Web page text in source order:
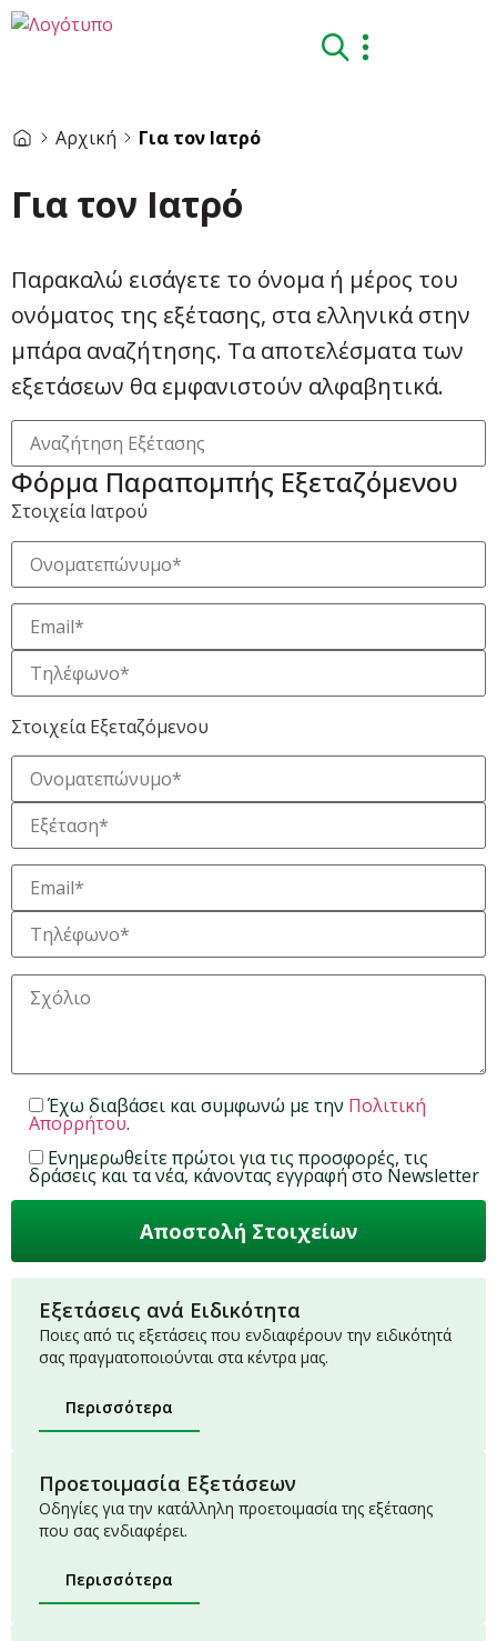
Αρχική Για τον Ιατρό
Για τον Ιατρό
Παρακαλώ εισάγετε το όνομα ή μέρος του
ονόματος της εξέτασης, στα ελληνικά στην
μπάρα αναζήτησης. Τα αποτελέσματα των
εξετάσεων θα εμφανιστούν αλφαβητικά.
Φόρμα Παραπομπής Εξεταζόμενου
Στοιχεία Ιατρού
Στοιχεία Εξεταζόμενου
Έχω διαβάσει και συμφωνώ με την Πολιτική
Απορρήτου.
Ενημερωθείτε πρώτοι για τις προσφορές, τις
δράσεις και τα νέα, κάνοντας εγγραφή στο Newsletter
Εξετάσεις ανά Ειδικότητα
Ποιες από τις εξετάσεις που ενδιαφέρουν την ειδικότητά
σας πραγματοποιούνται στα κέντρα μας.
Περισσότερα
Προετοιμασία Εξετάσεων
Οδηγίες για την κατάλληλη προετοιμασία της εξέτασης
που σας ενδιαφέρει.
Περισσότερα